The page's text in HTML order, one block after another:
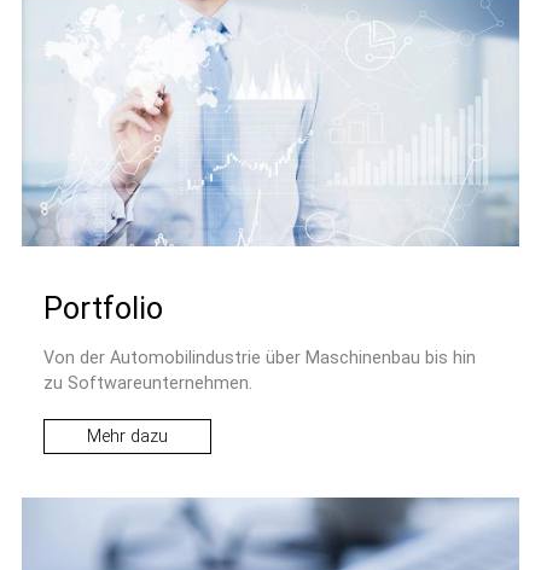
Portfolio
Von der Automobilindustrie über Maschinenbau bis hin
zu Softwareunternehmen.
Mehr dazu